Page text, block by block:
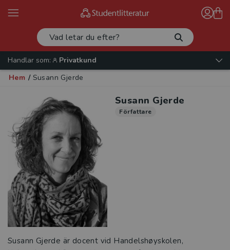
Handlar som:
Privatkund
Hem / Susann Gjerde
Susann Gjerde
Författare
Susann Gjerde är docent vid Handelshøyskolen,